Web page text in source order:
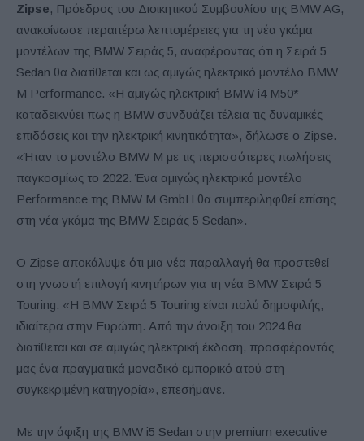
Zipse, Πρόεδρος του Διοικητικού Συμβουλίου της BMW AG,
ανακοίνωσε περαιτέρω λεπτομέρειες για τη νέα γκάμα
μοντέλων της BMW Σειράς 5, αναφέροντας ότι η Σειρά 5
Sedan θα διατίθεται και ως αμιγώς ηλεκτρικό μοντέλο BMW
M Performance. «Η αμιγώς ηλεκτρική BMW i4 M50*
καταδεικνύει πως η BMW συνδυάζει τέλεια τις δυναμικές
επιδόσεις και την ηλεκτρική κινητικότητα», δήλωσε ο Zipse.
«Ήταν το μοντέλο BMW M με τις περισσότερες πωλήσεις
παγκοσμίως το 2022. Ένα αμιγώς ηλεκτρικό μοντέλο
Performance της BMW M GmbH θα συμπεριληφθεί επίσης
στη νέα γκάμα της BMW Σειράς 5 Sedan».
Ο Zipse αποκάλυψε ότι μια νέα παραλλαγή θα προστεθεί
στη γνωστή επιλογή κινητήρων για τη νέα BMW Σειρά 5
Touring. «Η BMW Σειρά 5 Touring είναι πολύ δημοφιλής,
ιδιαίτερα στην Ευρώπη. Από την άνοιξη του 2024 θα
διατίθεται και σε αμιγώς ηλεκτρική έκδοση, προσφέροντάς
μας ένα πραγματικά μοναδικό εμπορικό ατού στη
συγκεκριμένη κατηγορία», επεσήμανε.
Με την άφιξη της BMW i5 Sedan στην premium executive